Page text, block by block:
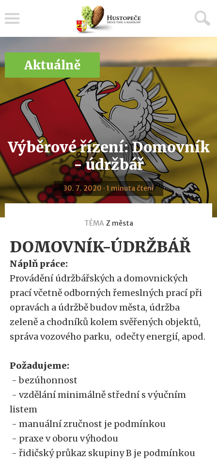
Aktuálně
Výběrové řízení: Domovník
- údržbář
30. 7. 2020 · 1 minuta čtení
TÉMA Z města
DOMOVNÍK-ÚDRŽBÁŘ
Náplň práce:
Provádění údržbářských a domovnických
prací včetně odborných řemeslných prací při
opravách a údržbě budov města, údržba
zeleně a chodníků kolem svěřených objektů,
správa vozového parku, odečty energií, apod.
Požadujeme:
- bezúhonnost
- vzdělání minimálně střední s výučním
listem
- manuální zručnost je podmínkou
- praxe v oboru výhodou
- řidičský průkaz skupiny B je podmínkou